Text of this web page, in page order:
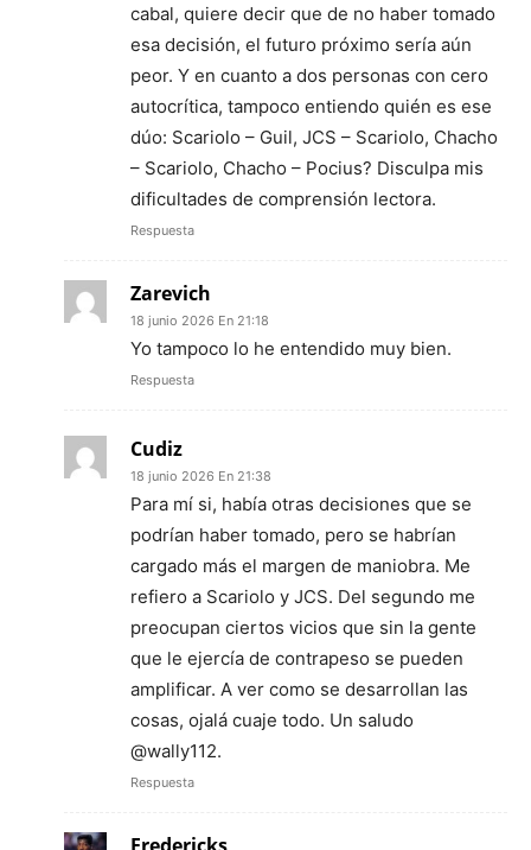
cabal, quiere decir que de no haber tomado
esa decisión, el futuro próximo sería aún
peor. Y en cuanto a dos personas con cero
autocrítica, tampoco entiendo quién es ese
dúo: Scariolo – Guil, JCS – Scariolo, Chacho
– Scariolo, Chacho – Pocius? Disculpa mis
dificultades de comprensión lectora.
Respuesta
Zarevich
18 junio 2026 En 21:18
Yo tampoco lo he entendido muy bien.
Respuesta
Cudiz
18 junio 2026 En 21:38
Para mí si, había otras decisiones que se
podrían haber tomado, pero se habrían
cargado más el margen de maniobra. Me
refiero a Scariolo y JCS. Del segundo me
preocupan ciertos vicios que sin la gente
que le ejercía de contrapeso se pueden
amplificar. A ver como se desarrollan las
cosas, ojalá cuaje todo. Un saludo
@wally112.
Respuesta